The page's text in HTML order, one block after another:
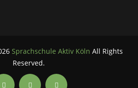
Sprachschule Aktiv Köln All Rights
Reserved.